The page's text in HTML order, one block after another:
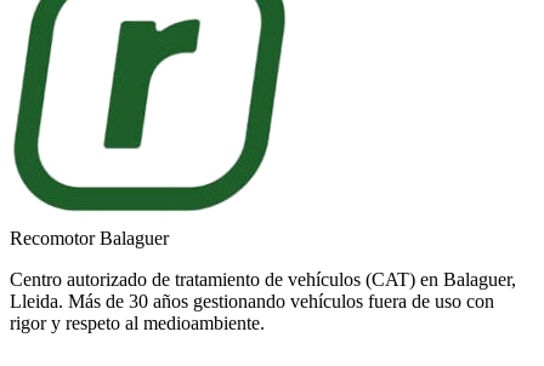
Recomotor Balaguer
Centro autorizado de tratamiento de vehículos (CAT) en Balaguer,
Lleida. Más de 30 años gestionando vehículos fuera de uso con
rigor y respeto al medioambiente.